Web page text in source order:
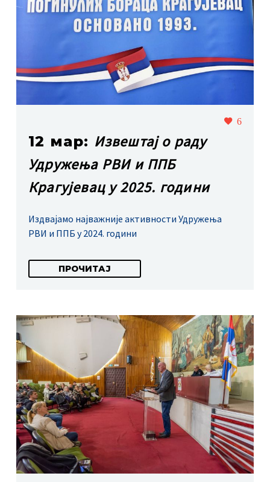
6
12 мар: Извештај о раду
Удружења РВИ и ППБ
Крагујевац у 2025. години
Издвајамо најважније активности Удружења
РВИ и ППБ у 2024. години
ПРОЧИТАЈ